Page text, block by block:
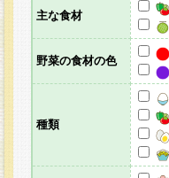
主な食材
野菜の食材の色
種類